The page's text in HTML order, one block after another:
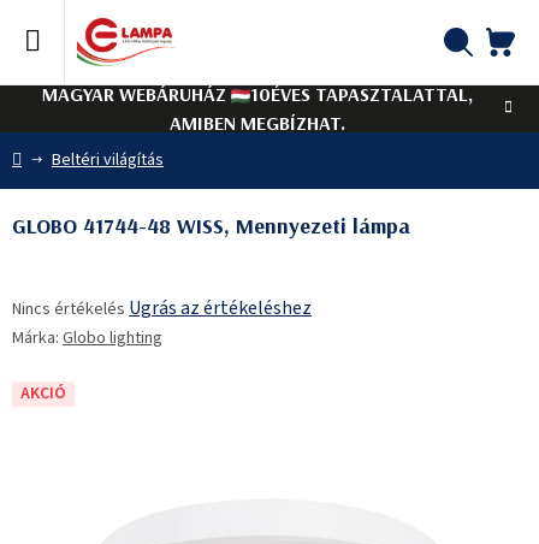
tartalomhoz
MAGYAR WEBÁRUHÁZ
10ÉVES TAPASZTALATTAL,
AMIBEN MEGBÍZHAT.
Kezdőlap
Beltéri világítás
GLOBO 41744-48 WISS, Mennyezeti lámpa
termék
átlagos
5-
Nincs értékelés Ugrás az értékeléshez
Márka: Globo lighting
AKCIÓ